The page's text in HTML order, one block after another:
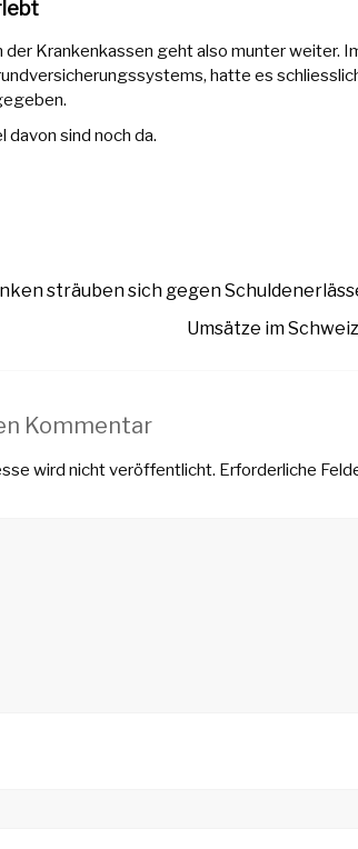
der Krankenkassen geht also munter weiter.
hatte es
davon sind noch da.
sträuben sich gegen
Umsätze im
Kommentar
wird nicht veröffentlicht. Erforderliche